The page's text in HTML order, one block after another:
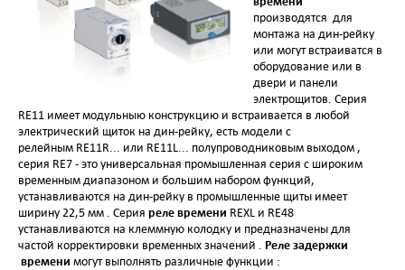
производятся для
монтажа на дин-рейку
или могут встраиватся в
оборудование или в
двери и панели
электрощитов. Серия
RE11 имеет модульныю конструкцию и встраивается в любой
электрический щиток на дин-рейку, есть модели с
релейным RE11R... или RE11L... полупроводниковым выходом ,
серия RE7 - это универсальная промышленная серия с широким
временным диапазоном и большим набором функций,
устанавливаются на дин-рейку в промышленные щиты имеет
ширину 22,5 мм . Серия реле времени REXL и RE48
устанавливаются на клеммную колодку и предназначены для
частой корректировки временных значений . Реле задержки
времени могут выполнять различные функции :